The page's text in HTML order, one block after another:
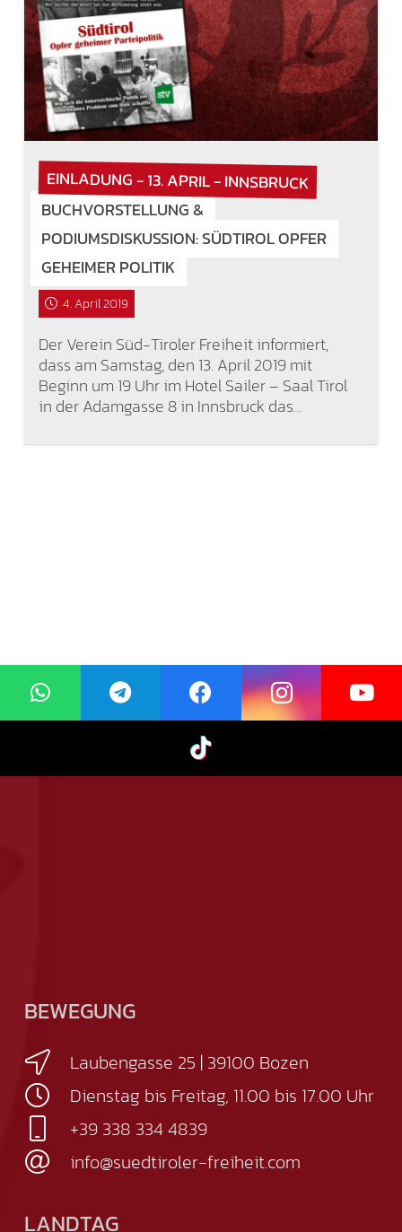
EINLADUNG - 13. APRIL - INNSBRUCK
BUCHVORSTELLUNG &
PODIUMSDISKUSSION: SÜDTIROL OPFER
GEHEIMER POLITIK
4. April 2019
Der Verein Süd-Tiroler Freiheit informiert,
dass am Samstag, den 13. April 2019 mit
Beginn um 19 Uhr im Hotel Sailer – Saal Tirol
in der Adamgasse 8 in Innsbruck das…
BEWEGUNG
Laubengasse 25 | 39100 Bozen
Dienstag bis Freitag, 11.00 bis 17.00 Uhr
+39 338 334 4839
info@suedtiroler-freiheit.com
LANDTAG